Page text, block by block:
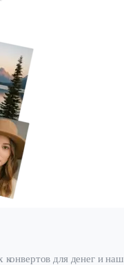
конвертов для денег и наш